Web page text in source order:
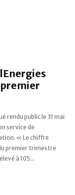
premier
à 105...